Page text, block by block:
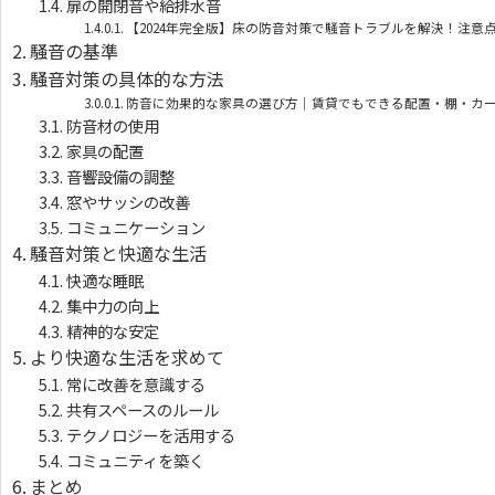
扉の開閉音や給排水音
【2024年完全版】床の防音対策で騒音トラブルを解決！注意
騒音の基準
騒音対策の具体的な方法
防音に効果的な家具の選び方｜賃貸でもできる配置・棚・カ
防音材の使用
家具の配置
音響設備の調整
窓やサッシの改善
コミュニケーション
騒音対策と快適な生活
快適な睡眠
集中力の向上
精神的な安定
より快適な生活を求めて
常に改善を意識する
共有スペースのルール
テクノロジーを活用する
コミュニティを築く
まとめ